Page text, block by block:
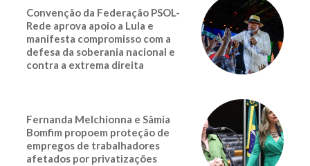
Convenção da Federação PSOL-
Rede aprova apoio a Lula e
manifesta compromisso com a
defesa da soberania nacional e
contra a extrema direita
Fernanda Melchionna e Sâmia
Bomfim propoem proteção de
empregos de trabalhadores
afetados por privatizações